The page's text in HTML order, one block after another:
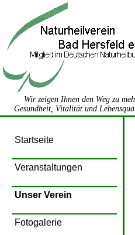
Wir zeigen Ihnen den Weg zu
Gesundheit, Vitalität und
Startseite
Veranstaltungen
Unser Verein
Fotogalerie